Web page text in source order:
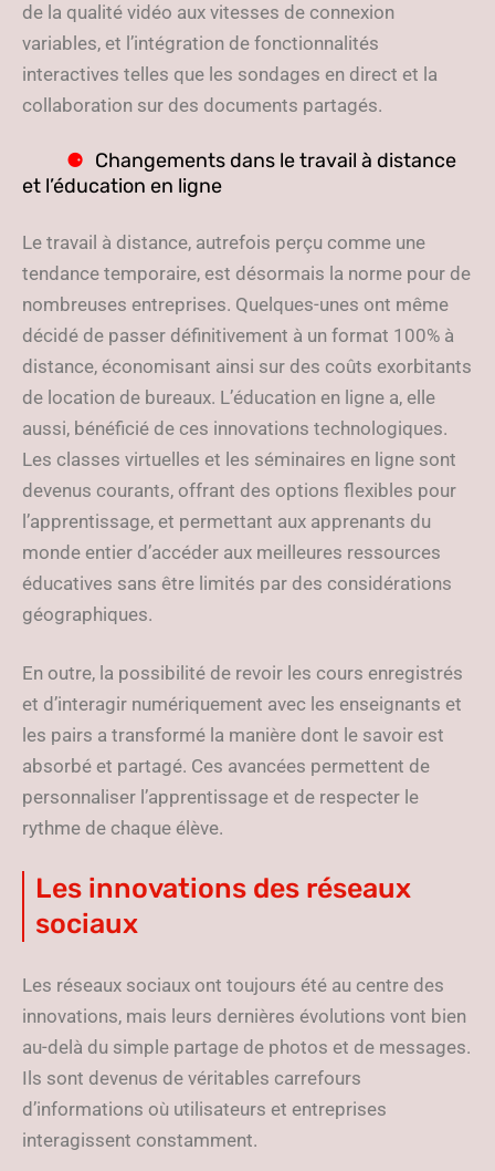
de la qualité vidéo aux vitesses de connexion
variables, et l’intégration de fonctionnalités
interactives telles que les sondages en direct et la
collaboration sur des documents partagés.
Changements dans le travail à distance
et l’éducation en ligne
Le travail à distance, autrefois perçu comme une
tendance temporaire, est désormais la norme pour de
nombreuses entreprises. Quelques-unes ont même
décidé de passer définitivement à un format 100% à
distance, économisant ainsi sur des coûts exorbitants
de location de bureaux. L’éducation en ligne a, elle
aussi, bénéficié de ces innovations technologiques.
Les classes virtuelles et les séminaires en ligne sont
devenus courants, offrant des options flexibles pour
l’apprentissage, et permettant aux apprenants du
monde entier d’accéder aux meilleures ressources
éducatives sans être limités par des considérations
géographiques.
En outre, la possibilité de revoir les cours enregistrés
et d’interagir numériquement avec les enseignants et
les pairs a transformé la manière dont le savoir est
absorbé et partagé. Ces avancées permettent de
personnaliser l’apprentissage et de respecter le
rythme de chaque élève.
Les innovations des réseaux
sociaux
Les réseaux sociaux ont toujours été au centre des
innovations, mais leurs dernières évolutions vont bien
au-delà du simple partage de photos et de messages.
Ils sont devenus de véritables carrefours
d’informations où utilisateurs et entreprises
interagissent constamment.